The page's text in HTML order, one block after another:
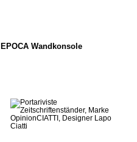
EPOCA Wandkonsole